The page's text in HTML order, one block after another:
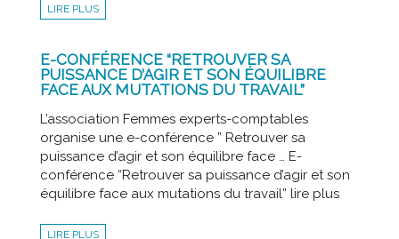
LIRE PLUS
E-CONFÉRENCE “RETROUVER SA
PUISSANCE D’AGIR ET SON ÉQUILIBRE
FACE AUX MUTATIONS DU TRAVAIL”
L’association Femmes experts-comptables
organise une e-conférence ” Retrouver sa
puissance d’agir et son équilibre face … E-
conférence “Retrouver sa puissance d’agir et son
équilibre face aux mutations du travail” lire plus
LIRE PLUS